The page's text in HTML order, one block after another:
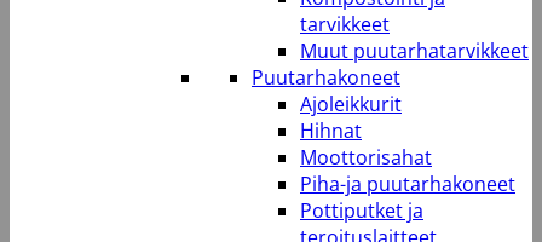
tarvikkeet
Muut puutarhatarvikkeet
Puutarhakoneet
Ajoleikkurit
Hihnat
Moottorisahat
Piha-ja puutarhakoneet
Pottiputket ja